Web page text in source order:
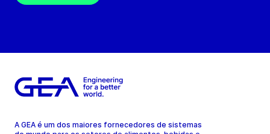
A GEA é um dos maiores fornecedores de sistemas